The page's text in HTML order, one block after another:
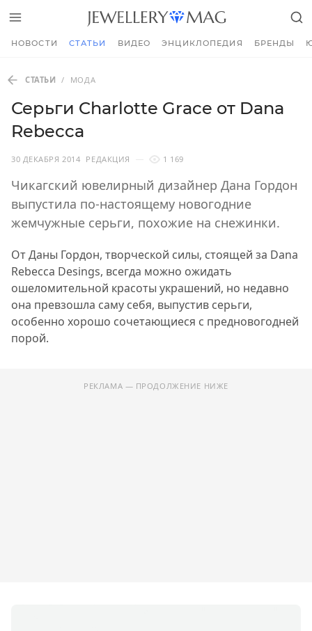
НОВОСТИ СТАТЬИ ВИДЕО ЭНЦИКЛОПЕДИЯ БРЕНДЫ
СТАТЬИ / МОДА
Серьги Charlotte Grace от Dana
Rebecca
30 ДЕКАБРЯ 2014 РЕДАКЦИЯ 1 169
Чикагский ювелирный дизайнер Дана Гордон
выпустила по-настоящему новогодние
жемчужные серьги, похожие на снежинки.
От Даны Гордон, творческой силы, стоящей за Dana
Rebecca Desings, всегда можно ожидать
ошеломительной красоты украшений, но недавно
она превзошла саму себя, выпустив серьги,
особенно хорошо сочетающиеся с предновогодней
порой.
РЕКЛАМА — ПРОДОЛЖЕНИЕ НИЖЕ